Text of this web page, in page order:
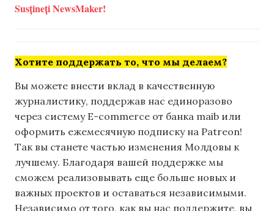
Susțineți NewsMaker!
Хотите поддержать то, что мы делаем?
Вы можете внести вклад в качественную
журналистику, поддержав нас единоразово
через систему E-commerce от банка maib или
оформить ежемесячную подписку на Patreon!
Так вы станете частью изменения Молдовы к
лучшему. Благодаря вашей поддержке мы
сможем реализовывать еще больше новых и
важных проектов и оставаться независимыми.
Независимо от того, как вы нас поддержите, вы